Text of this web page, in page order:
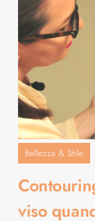
Bellezza & Stile
viso